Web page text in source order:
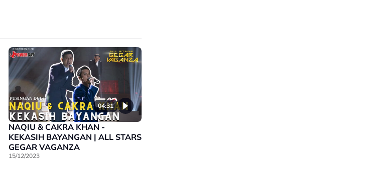
04:31
NAQIU & CAKRA KHAN -
KEKASIH BAYANGAN | ALL STARS
GEGAR VAGANZA
15/12/2023